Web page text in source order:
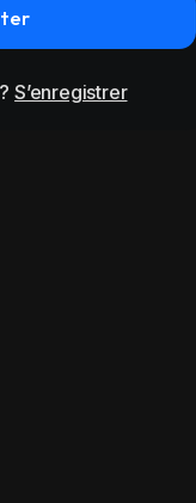
S’enregistrer